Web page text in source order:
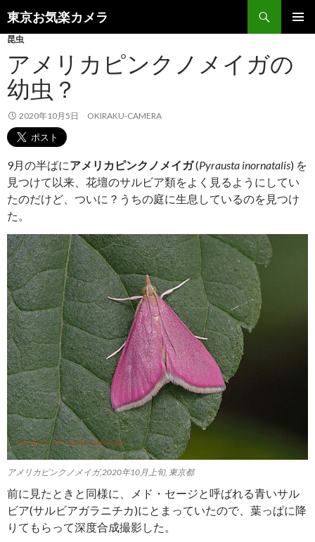
東京お気楽カメラ
検
索
ン
テ
ン
ツ
へ
ス
キ
ッ
プ
昆虫
アメリカピンクノメイガの
幼虫？
2020年10月5日 OKIRAKU-CAMERA
9月の半ばにアメリカピンクノメイガ(Pyrausta inornatalis) を
見つけて以来、花壇のサルビア類をよく見るようにしてい
たのだけど、ついに？うちの庭に生息しているのを見つけ
た。
アメリカピンクノメイガ,2020年10月上旬, 東京都
前に見たときと同様に、メド・セージと呼ばれる青いサル
ビア(サルビアガラニチカ)にとまっていたので、葉っぱに降
りてもらって深度合成撮影した。